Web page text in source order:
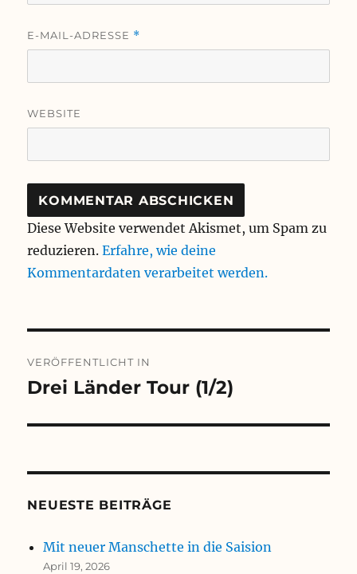
E-MAIL-ADRESSE *
WEBSITE
Diese Website verwendet Akismet, um Spam zu
reduzieren.Erfahre, wie deine
Kommentardaten verarbeitet werden.
VERÖFFENTLICHT IN
Drei Länder Tour (1/2)
NEUESTE BEITRÄGE
Mit neuer Manschette in die Saision
April 19, 2026